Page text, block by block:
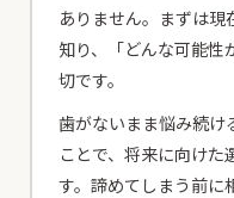
ありません。まずは現
知り、「どんな可能性
切です。
歯がないまま悩み続け
ことで、将来に向けた
す。諦めてしまう前に